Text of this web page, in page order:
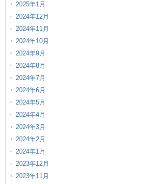
2025年1月
2024年12月
2024年11月
2024年10月
2024年9月
2024年8月
2024年7月
2024年6月
2024年5月
2024年4月
2024年3月
2024年2月
2024年1月
2023年12月
2023年11月